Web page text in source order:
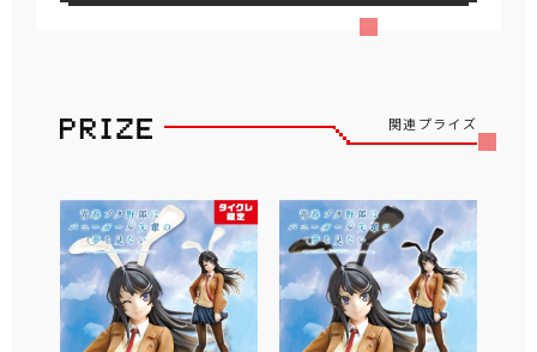
関連プライズ